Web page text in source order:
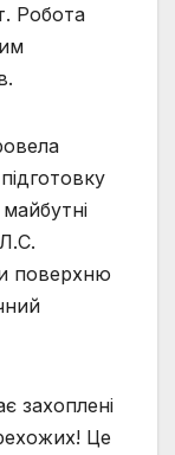
Робота
поверхню
захоплені
Це